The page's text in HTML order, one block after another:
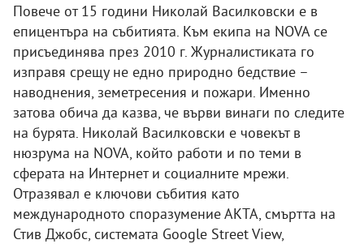
Повече от 15 години Николай Василковски е в
епицентъра на събитията. Към екипа на NOVA се
присъединява през 2010 г. Журналистиката го
изправя срещу не едно природно бедствие –
наводнения, земетресения и пожари. Именно
затова обича да казва, че върви винаги по следите
на бурята. Николай Василковски е човекът в
нюзрума на NOVA, който работи и по теми в
сферата на Интернет и социалните мрежи.
Отразявал е ключови събития като
международното споразумение АКТА, смъртта на
Стив Джобс, системата Google Street View,